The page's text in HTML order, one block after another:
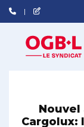
Cargolux: